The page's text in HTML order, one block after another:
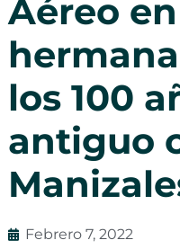
Aéreo
los 100
antiguo
Febrero 7, 2022